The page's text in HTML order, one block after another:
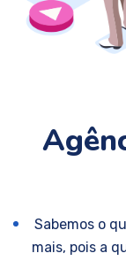
Sabemos o
mais, pois a